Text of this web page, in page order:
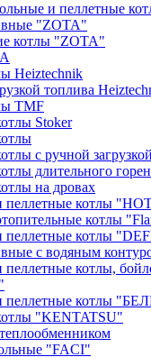
и пеллетные
"ZOTA"
котлы "ZOTA"
Heiztechnik
топлива
TMF
Stoker
с ручной загрузкой
длительного
на дровах
пеллетные котлы
котлы
пеллетные котлы
с водяным
котлы,
пеллетные котлы
"KENTATSU"
"FACI"